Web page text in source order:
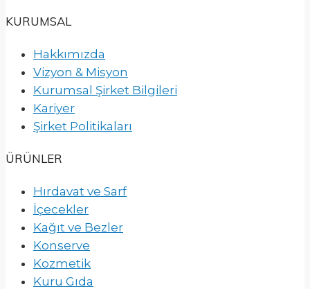
KURUMSAL
Hakkımızda
Vizyon & Misyon
Kurumsal Şirket Bilgileri
Kariyer
Şirket Politikaları
ÜRÜNLER
Hırdavat ve Sarf
İçecekler
Kağıt ve Bezler
Konserve
Kozmetik
Kuru Gıda